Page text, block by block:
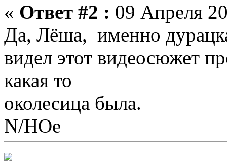
« Ответ #2 : 09 Апреля
Да, Лёша, именно
видел этот видеосюжет
какая то
околесица была.
N/НОе